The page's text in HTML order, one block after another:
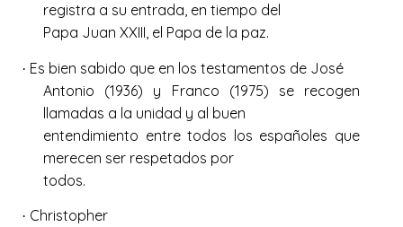
registra a su entrada, en tiempo del
Papa Juan XXIII, el Papa de la paz.
· Es bien sabido que en los testamentos de José
Antonio (1936) y Franco (1975) se recogen
llamadas a la unidad y al buen
entendimiento entre todos los españoles que
merecen ser respetados por
todos.
· Christopher